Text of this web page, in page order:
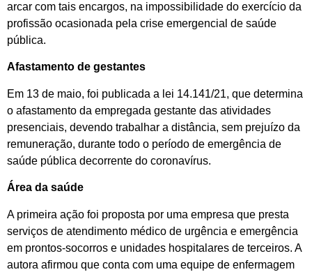
arcar com tais encargos, na impossibilidade do exercício da
profissão ocasionada pela crise emergencial de saúde
pública.
Afastamento de gestantes
Em 13 de maio, foi publicada a lei 14.141/21, que determina
o afastamento da empregada gestante das atividades
presenciais, devendo trabalhar a distância, sem prejuízo da
remuneração, durante todo o período de emergência de
saúde pública decorrente do coronavírus.
Área da saúde
A primeira ação foi proposta por uma empresa que presta
serviços de atendimento médico de urgência e emergência
em prontos-socorros e unidades hospitalares de terceiros. A
autora afirmou que conta com uma equipe de enfermagem